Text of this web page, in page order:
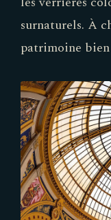
surnaturels. À
patrimoine